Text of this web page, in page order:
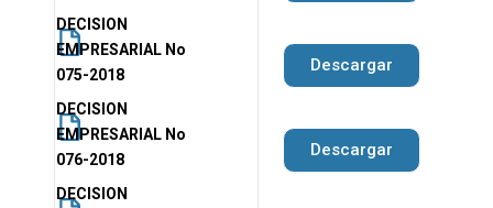
DECISION
EMPRESARIAL No
075-2018
Descargar
DECISION
EMPRESARIAL No
076-2018
Descargar
DECISION